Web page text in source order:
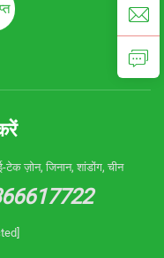
ज़ोन, जिनान, शांडोंग, चीन